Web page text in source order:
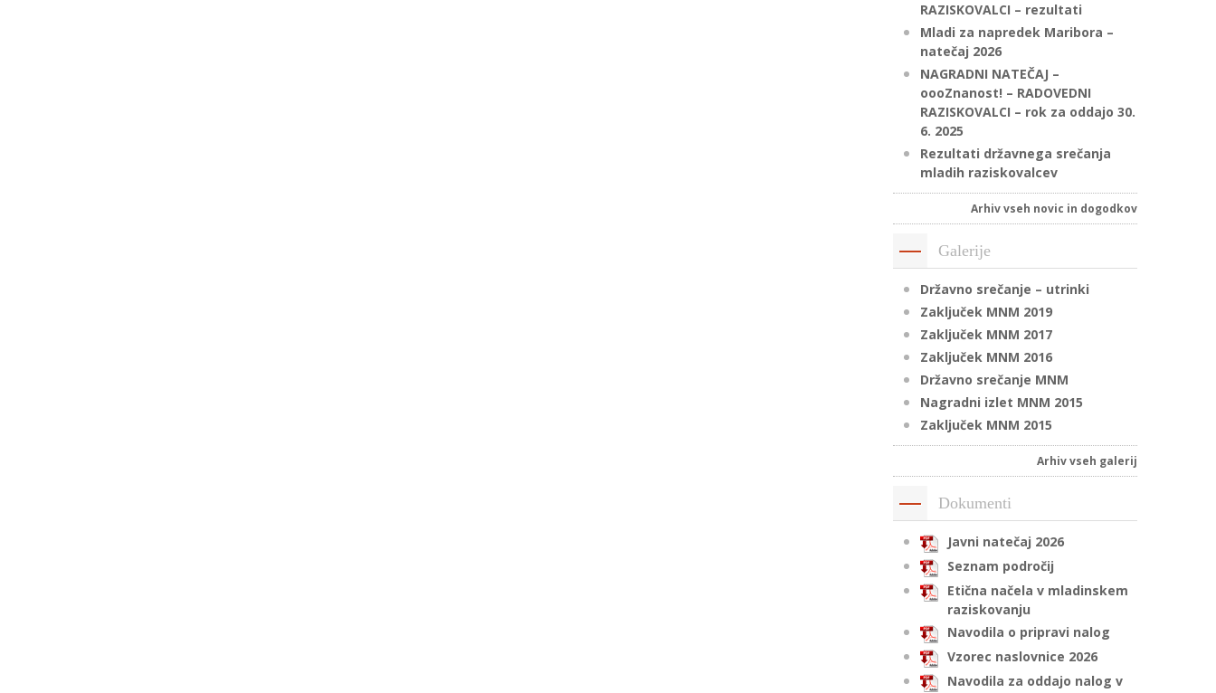
RAZISKOVALCI – rezultati
Mladi za napredek Maribora –
natečaj 2026
NAGRADNI NATEČAJ –
oooZnanost! – RADOVEDNI
RAZISKOVALCI – rok za oddajo 30.
6. 2025
Rezultati državnega srečanja
mladih raziskovalcev
Arhiv vseh novic in dogodkov
Galerije
Državno srečanje – utrinki
Zaključek MNM 2019
Zaključek MNM 2017
Zaključek MNM 2016
Državno srečanje MNM
Nagradni izlet MNM 2015
Zaključek MNM 2015
Arhiv vseh galerij
Dokumenti
Javni natečaj 2026
Seznam področij
Etična načela v mladinskem
raziskovanju
Navodila o pripravi nalog
Vzorec naslovnice 2026
Navodila za oddajo nalog v